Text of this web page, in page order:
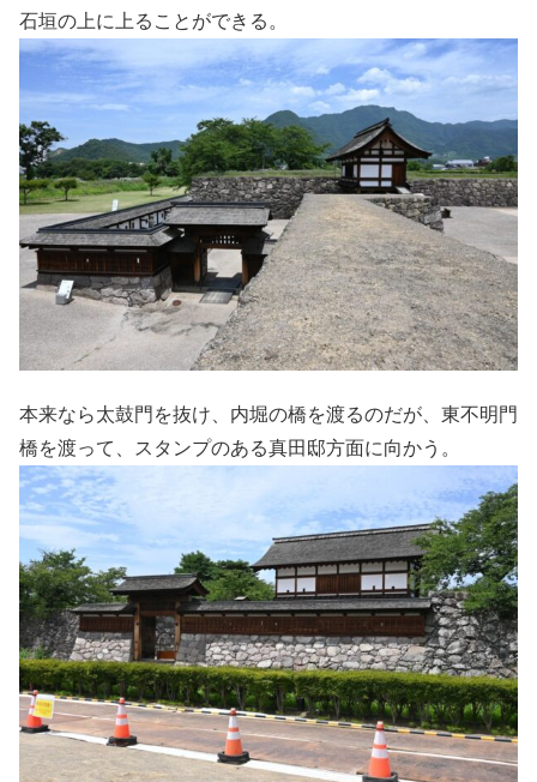
石垣の上に上ることができる。
本来なら太鼓門を抜け、内堀の橋を渡るのだが、東不明門
橋を渡って、スタンプのある真田邸方面に向かう。